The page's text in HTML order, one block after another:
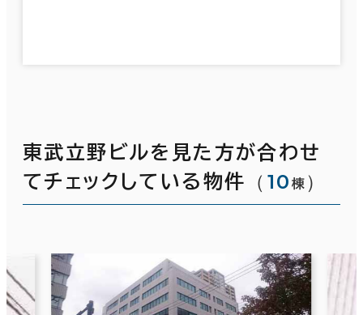
東武立野ビルを見た方が合わせ
てチェックしている物件
（ 10 棟 ）